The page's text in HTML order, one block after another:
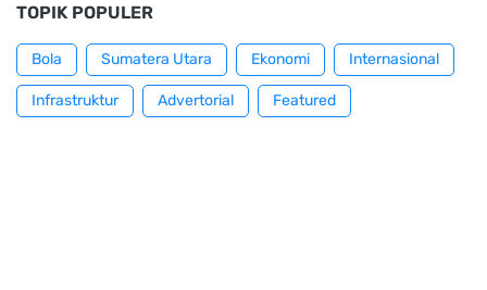
TOPIK POPULER
Bola Sumatera Utara Ekonomi Internasional
Infrastruktur Advertorial Featured